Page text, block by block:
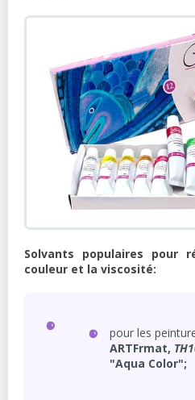
Solvants populaires pour
couleur et la viscosité:
pour les
ARTFrmat,
"Aqua Color";